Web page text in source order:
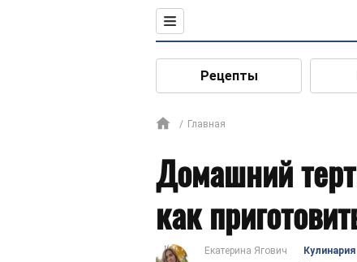
Рецепты
Главная
Домашний
как
Екатерина Ягович
Кулинария